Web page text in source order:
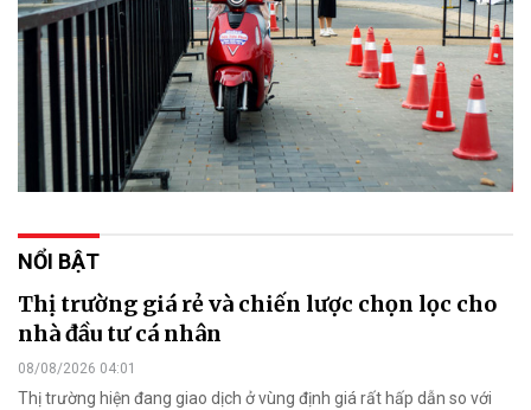
NỔI BẬT
Thị trường giá rẻ và chiến lược chọn lọc cho
nhà đầu tư cá nhân
08/08/2026 04:01
Thị trường hiện đang giao dịch ở vùng định giá rất hấp dẫn so với